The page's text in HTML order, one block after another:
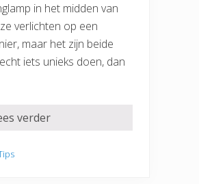
in het midden van
verlichten op een
maar het zijn beide
iets unieks doen, dan
verder